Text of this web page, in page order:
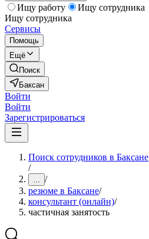
Ищу работу
Ищу сотрудника
Ищу сотрудника
Сервисы
Помощь
Ещё
Поиск
Баксан
Войти
Войти
Зарегистрироваться
Поиск сотрудников в Баксане
/
... /
резюме в Баксане/
консультант (онлайн)/
частичная занятость